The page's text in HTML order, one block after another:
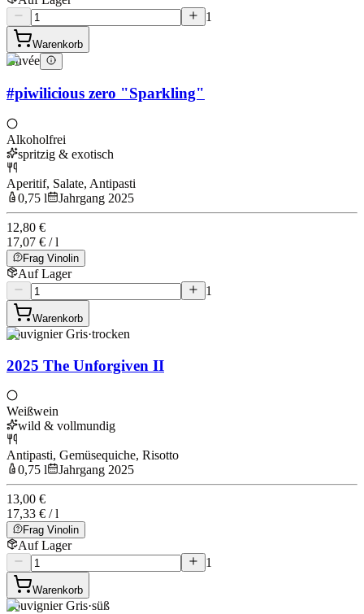
1
Warenkorb
Cuvée
#piwilicious zero "Sparkling"
Alkoholfrei
spritzig & exotisch
Aperitif, Salate, Antipasti
0,75 l
Jahrgang 2025
12,80 €
17,07 € / l
Frag Vinolin
Auf Lager
1
Warenkorb
Souvignier Gris·trocken
2025 The Unforgiven II
Weißwein
wild & vollmundig
Antipasti, Gemüsequiche, Risotto
0,75 l
Jahrgang 2025
13,00 €
17,33 € / l
Frag Vinolin
Auf Lager
1
Warenkorb
Souvignier Gris·süß